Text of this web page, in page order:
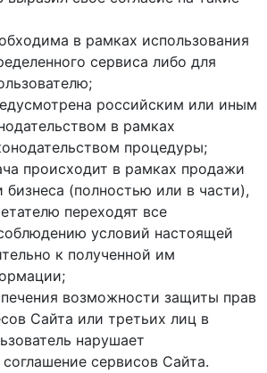
в рамках использования
сервиса либо для
российским или иным
в рамках
процедуры;
происходит в рамках продажи
бизнеса (полностью или в части),
переходят все
условий настоящей
к полученной им
возможности защиты прав
Сайта или третьих лиц в
нарушает
сервисов Сайта.